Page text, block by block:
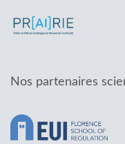
Nos partenaires